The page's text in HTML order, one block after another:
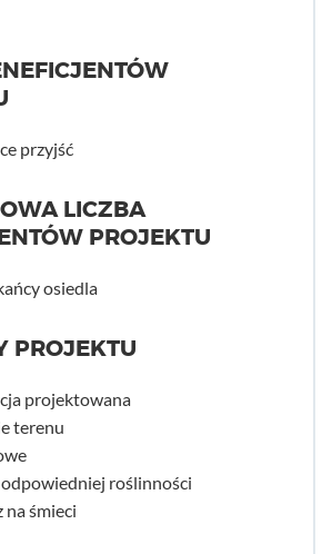
przyjść
LICZBA
PROJEKTU
osiedla
PROJEKTU
projektowana
terenu
odpowiedniej roślinności
na śmieci